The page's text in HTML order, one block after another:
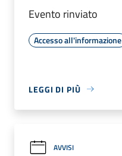
Evento rinviato
Accesso all'informazione
LEGGI DI PIÙ
AVVISI